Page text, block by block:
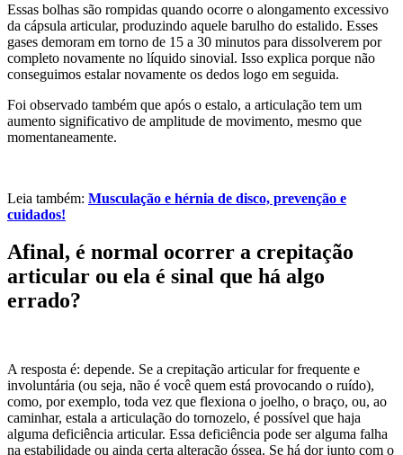
Essas bolhas são rompidas quando ocorre o alongamento excessivo
da cápsula articular, produzindo aquele barulho do estalido. Esses
gases demoram em torno de 15 a 30 minutos para dissolverem por
completo novamente no líquido sinovial. Isso explica porque não
conseguimos estalar novamente os dedos logo em seguida.
Foi observado também que após o estalo, a articulação tem um
aumento significativo de amplitude de movimento, mesmo que
momentaneamente.
Leia também: Musculação e hérnia de disco, prevenção e
cuidados!
Afinal, é normal ocorrer a crepitação
articular ou ela é sinal que há algo
errado?
A resposta é: depende. Se a crepitação articular for frequente e
involuntária (ou seja, não é você quem está provocando o ruído),
como, por exemplo, toda vez que flexiona o joelho, o braço, ou, ao
caminhar, estala a articulação do tornozelo, é possível que haja
alguma deficiência articular. Essa deficiência pode ser alguma falha
na estabilidade ou ainda certa alteração óssea. Se há dor junto com o